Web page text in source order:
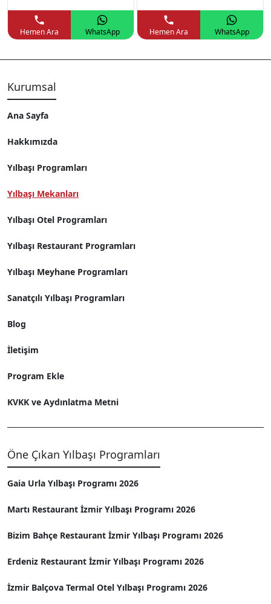
menüsü ve muhteşem
bir yılbaşı partisi sizi
bekliyor.
Hemen Ara WhatsApp
İnciraltı Martı
Restaurant'ta
unutulmaz bir program
sizleri bekliyor.
Hemen Ara WhatsApp
Kurumsal
Ana Sayfa
Hakkımızda
Yılbaşı Programları
Yılbaşı Mekanları
Yılbaşı Otel Programları
Yılbaşı Restaurant Programları
Yılbaşı Meyhane Programları
Sanatçılı Yılbaşı Programları
Blog
İletişim
Program Ekle
KVKK ve Aydınlatma Metni
Öne Çıkan Yılbaşı Programları
Gaia Urla Yılbaşı Programı 2026
Martı Restaurant İzmir Yılbaşı Programı 2026
Bizim Bahçe Restaurant İzmir Yılbaşı Programı 2026
Erdeniz Restaurant İzmir Yılbaşı Programı 2026
İzmir Balçova Termal Otel Yılbaşı Programı 2026